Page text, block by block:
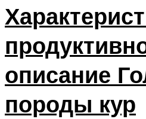
описание
породы кур